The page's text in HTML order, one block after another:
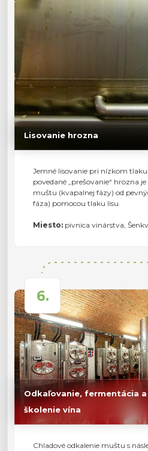
Lisovanie hrozna
Jemné lisovanie pri nízkom tlaku
povedané „prešovanie“ hrozna
muštu (kvapalnej fázy) od
fáza) pomocou tlaku lisu.
Miesto: pivnica vinárstva,
6.
Odkaľovanie, fermentácia a
školenie vína
Chladové odkalenie muštu s